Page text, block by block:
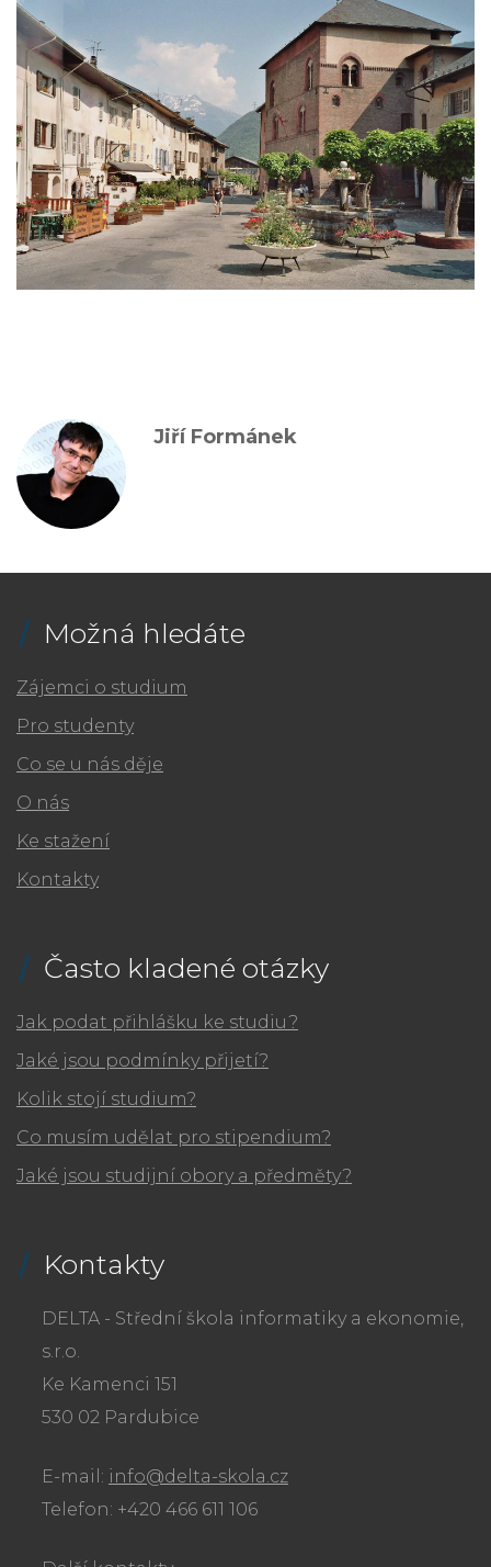
Jiří Formánek
Možná hledáte
Zájemci o studium
Pro studenty
Co se u nás děje
O nás
Ke stažení
Kontakty
Často kladené otázky
Jak podat přihlášku ke studiu?
Jaké jsou podmínky přijetí?
Kolik stojí studium?
Co musím udělat pro stipendium?
Jaké jsou studijní obory a předměty?
Kontakty
DELTA - Střední škola informatiky a ekonomie,
s.r.o.
Ke Kamenci 151
530 02 Pardubice
E-mail: info@delta-skola.cz
Telefon: +420 466 611 106